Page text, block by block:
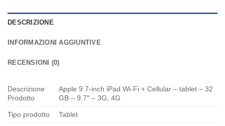
DESCRIZIONE
INFORMAZIONI AGGIUNTIVE
RECENSIONI (0)
Descrizione
Prodotto
Apple 9.7-inch iPad Wi-Fi + Cellular – tablet – 32
GB – 9.7″ – 3G, 4G
Tipo prodotto Tablet